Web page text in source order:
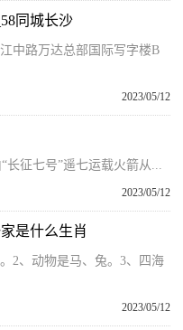
同城长沙
中路万达总部国际写字楼B
2023/05/12
长征七号”遥七运载火箭从...
2023/05/12
是什么生肖
2、动物是马、兔。3、四海
2023/05/12